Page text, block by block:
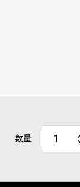
数量